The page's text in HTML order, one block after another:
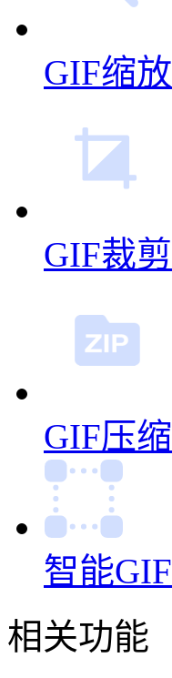
GIF拼图
GIF编辑
GIF缩放